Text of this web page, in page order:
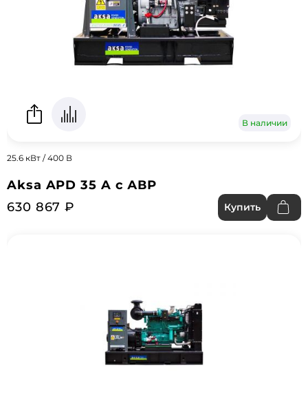
В наличии
25.6 кВт / 400 В
Aksa APD 35 A с АВР
630 867 ₽
Купить